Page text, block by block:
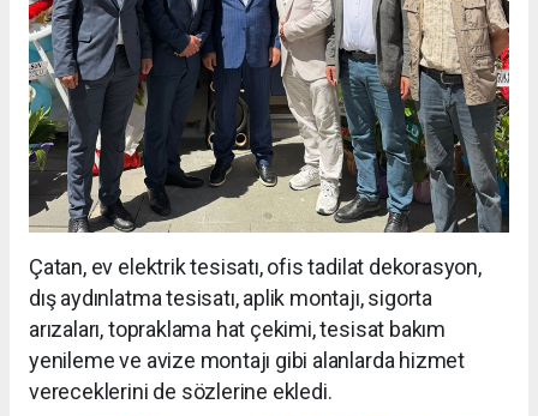
Çatan, ev elektrik tesisatı, ofis tadilat dekorasyon,
dış aydınlatma tesisatı, aplik montajı, sigorta
arızaları, topraklama hat çekimi, tesisat bakım
yenileme ve avize montajı gibi alanlarda hizmet
vereceklerini de sözlerine ekledi.